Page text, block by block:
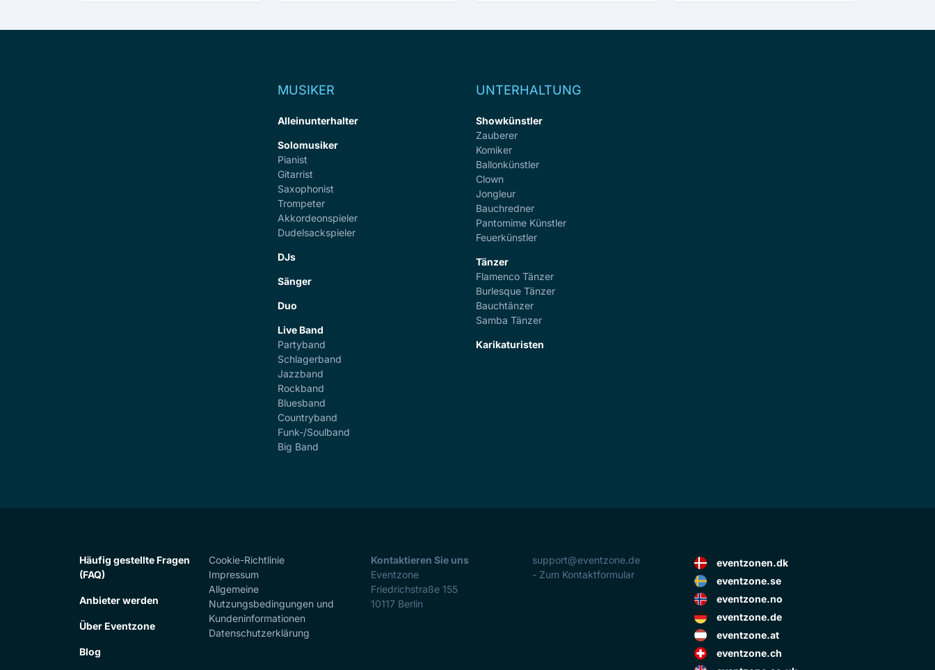
MUSIKER
Alleinunterhalter
Solomusiker
Pianist
Gitarrist
Saxophonist
Trompeter
Akkordeonspieler
Dudelsackspieler
DJs
Sänger
Duo
Live Band
Partyband
Schlagerband
Jazzband
Rockband
Bluesband
Countryband
Funk-/Soulband
Big Band
UNTERHALTUNG
Showkünstler
Zauberer
Komiker
Ballonkünstler
Clown
Jongleur
Bauchredner
Pantomime Künstler
Feuerkünstler
Tänzer
Flamenco Tänzer
Burlesque Tänzer
Bauchtänzer
Samba Tänzer
Karikaturisten
Häufig gestellte Fragen
(FAQ)
Anbieter werden
Über Eventzone
Blog
Cookie-Richtlinie
Impressum
Allgemeine
Nutzungsbedingungen und
Kundeninformationen
Datenschutzerklärung
Kontaktieren Sie uns
Eventzone
Friedrichstraße 155
10117 Berlin
support@eventzone.de
- Zum Kontaktformular
eventzonen.dk
eventzone.se
eventzone.no
eventzone.de
eventzone.at
eventzone.ch